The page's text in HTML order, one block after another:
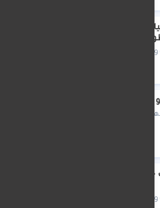
بلطيم الازهري بنات
الغش
سليمان
جديد حزب اتحاد مصر